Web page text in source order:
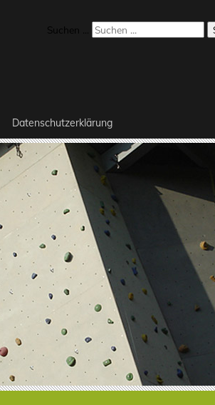
Suchen ...
Datenschutzerklärung